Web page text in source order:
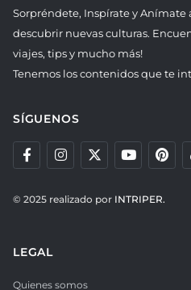
Sorpréndete, Inspírate y Anímate
descubrir nuevas culturas.
viajes, tips y mucho más!
Tenemos los contenidos que te
SÍGUENOS
© 2025 realizado por INTRIPER.
LEGAL
Quienes somos